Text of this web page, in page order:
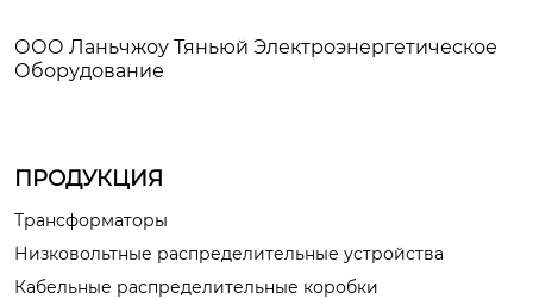
ООО Ланьчжоу Тяньюй Электроэнергетическое
Оборудование
ПРОДУКЦИЯ
Трансформаторы
Низковольтные распределительные устройства
Кабельные распределительные коробки